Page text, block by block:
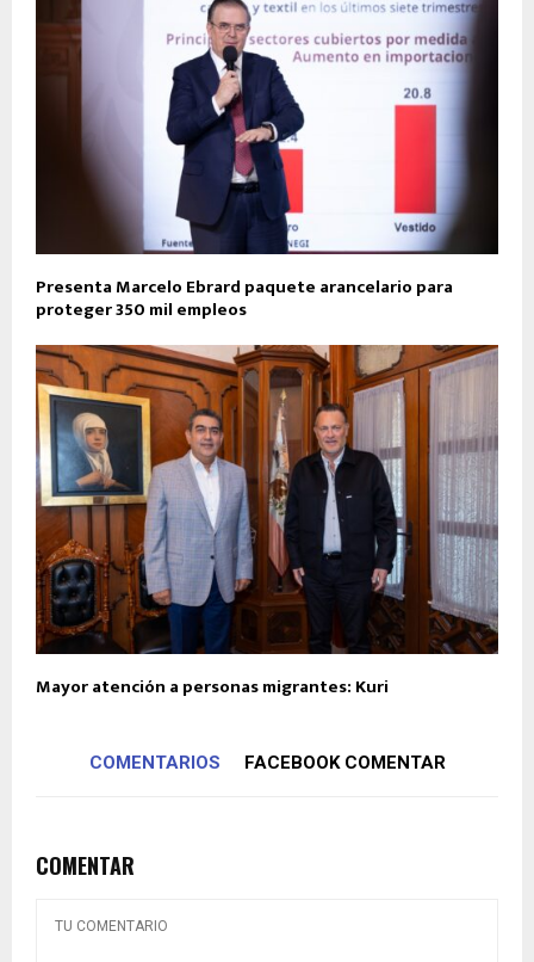
Presenta Marcelo Ebrard paquete arancelario para
proteger 350 mil empleos
Mayor atención a personas migrantes: Kuri
COMENTARIOS FACEBOOK COMENTAR
COMENTAR